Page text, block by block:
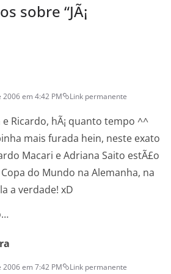
sobre “JÃ¡
2006 em 4:42 PM Link permanente
e Ricardo, hÃ¡ quanto tempo ^^
mais furada hein, neste exato
Macari e Adriana Saito estÃ£o
do Mundo na Alemanha, na
a verdade! xD
2006 em 7:42 PM Link permanente